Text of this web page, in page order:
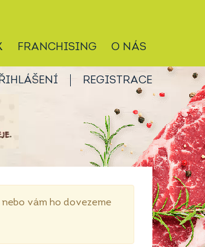
FRANCHISING O NÁS
REGISTRACE
vám ho dovezeme